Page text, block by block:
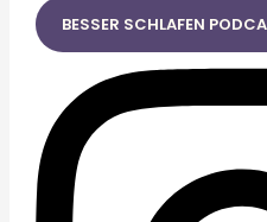
BESSER SCHLAFEN